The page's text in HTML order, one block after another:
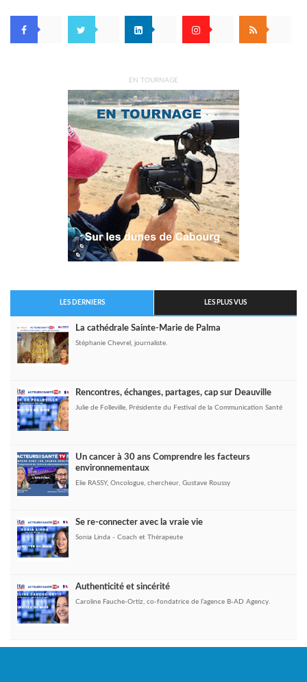
EN TOURNAGE
LES DERNIERS LES PLUS VUS
La cathédrale Sainte-Marie de Palma
Stéphanie Chevrel, journaliste.
Rencontres, échanges, partages, cap sur Deauville
Julie de Folleville, Présidente du Festival de la Communication Santé
Un cancer à 30 ans Comprendre les facteurs
environnementaux
Elie RASSY, Oncologue, chercheur, Gustave Roussy
Se re-connecter avec la vraie vie
Sonia Linda - Coach et Thérapeute
Authenticité et sincérité
Caroline Fauche-Ortiz, co-fondatrice de l’agence B-AD Agency.